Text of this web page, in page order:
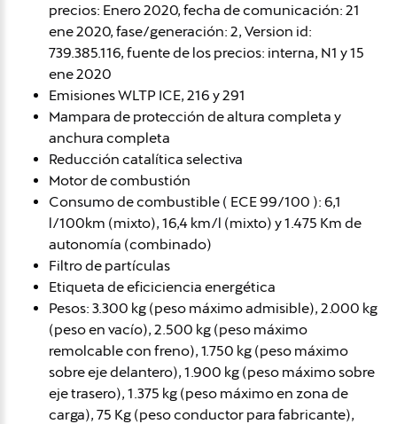
precios: Enero 2020, fecha de comunicación: 21
ene 2020, fase/generación: 2, Version id:
739.385.116, fuente de los precios: interna, N1 y 15
ene 2020
Emisiones WLTP ICE, 216 y 291
Mampara de protección de altura completa y
anchura completa
Reducción catalítica selectiva
Motor de combustión
Consumo de combustible ( ECE 99/100 ): 6,1
l/100km (mixto), 16,4 km/l (mixto) y 1.475 Km de
autonomía (combinado)
Filtro de partículas
Etiqueta de eficiciencia energética
Pesos: 3.300 kg (peso máximo admisible), 2.000 kg
(peso en vacío), 2.500 kg (peso máximo
remolcable con freno), 1.750 kg (peso máximo
sobre eje delantero), 1.900 kg (peso máximo sobre
eje trasero), 1.375 kg (peso máximo en zona de
carga), 75 Kg (peso conductor para fabricante),